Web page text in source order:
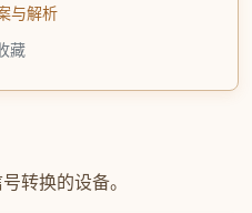
与解析
藏
转换的设备。